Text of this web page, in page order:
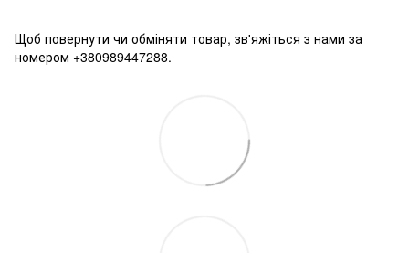
Щоб повернути чи обміняти товар, зв'яжіться з нами за
номером +380989447288.